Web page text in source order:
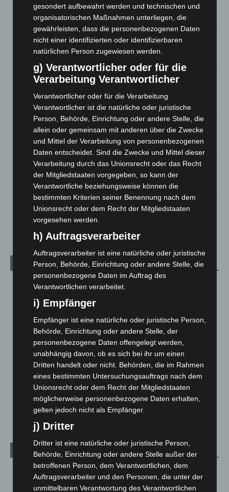
Waldbrandeinsatz aus Spanien zurück
7. August 2026
Hannover: Erste Tigermücken-Population in Niedersachsen
entdeckt
Brand im „Haus der Begegnung“ in Neuwarmbüchen schnell
Region Hannover: 21 neue Notfallsanitäter starten beim
Roten Kreuz
5. August 2026
Mann läuft mit Hockeyschläger über A7 – Polizei sucht
Zeugen
5. August 2026
Celle: Mensch stirbt bei Bagger-Unfall auf Baustelle
5. August 2026
Kategorien
Blaulicht
Corona-News
Hannover und Region
Langenhagen und Ortsteile
Leserbriefe
Menschen
Über uns
Veranstaltungen
Archiv
August 2026
Juli 2026(73)
gesondert aufbewahrt werden und technischen und
organisatorischen Maßnahmen unterliegen, die
gewährleisten, dass die personenbezogenen Daten
nicht einer identifizierten oder identifizierbaren
natürlichen Person zugewiesen werden.
g) Verantwortlicher oder für die
Verarbeitung Verantwortlicher
Verantwortlicher oder für die Verarbeitung
Verantwortlicher ist die natürliche oder juristische
Person, Behörde, Einrichtung oder andere Stelle, die
allein oder gemeinsam mit anderen über die Zwecke
und Mittel der Verarbeitung von personenbezogenen
Daten entscheidet. Sind die Zwecke und Mittel dieser
Verarbeitung durch das Unionsrecht oder das Recht
der Mitgliedstaaten vorgegeben, so kann der
Verantwortliche beziehungsweise können die
bestimmten Kriterien seiner Benennung nach dem
Unionsrecht oder dem Recht der Mitgliedstaaten
vorgesehen werden.
h) Auftragsverarbeiter
Auftragsverarbeiter ist eine natürliche oder juristische
Person, Behörde, Einrichtung oder andere Stelle, die
personenbezogene Daten im Auftrag des
Verantwortlichen verarbeitet.
i) Empfänger
Empfänger ist eine natürliche oder juristische Person,
Behörde, Einrichtung oder andere Stelle, der
personenbezogene Daten offengelegt werden,
unabhängig davon, ob es sich bei ihr um einen
Dritten handelt oder nicht. Behörden, die im Rahmen
eines bestimmten Untersuchungsauftrags nach dem
Unionsrecht oder dem Recht der Mitgliedstaaten
möglicherweise personenbezogene Daten erhalten,
gelten jedoch nicht als Empfänger.
j) Dritter
Dritter ist eine natürliche oder juristische Person,
Behörde, Einrichtung oder andere Stelle außer der
betroffenen Person, dem Verantwortlichen, dem
Auftragsverarbeiter und den Personen, die unter der
unmittelbaren Verantwortung des Verantwortlichen